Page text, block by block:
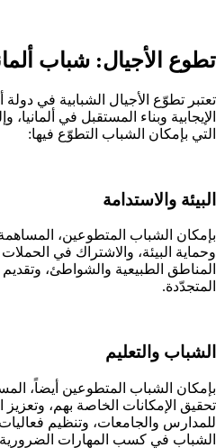
تطوع الأجيال: شباب
تعتبر تطوّع الأجيال الشبابية في دولة
الإيجابية وبناء المستقبل في
التي بإمكان الشباب التطوّع فيها:
البيئة والاستدامة
بإمكان الشباب المتطوعين،
وحماية البيئة، والاشتراك في
المناطق الطبيعية والشواطئ،
المتجدّدة.
الشباب والتعليم
بإمكان الشباب المتطوعين أيضاً،
تحقيق الإمكانات الخاصة بهم، وتعزيز
للمدارس والجامعات، وتنظيم
الشباب في كسب المهارات